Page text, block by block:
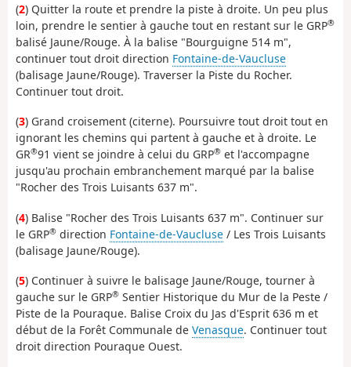
(2) Quitter la route et prendre la piste à droite. Un peu plus
loin, prendre le sentier à gauche tout en restant sur le GRP®
balisé Jaune/Rouge. À la balise "Bourguigne 514 m",
continuer tout droit direction Fontaine-de-Vaucluse
(balisage Jaune/Rouge). Traverser la Piste du Rocher.
Continuer tout droit.
(3) Grand croisement (citerne). Poursuivre tout droit tout en
ignorant les chemins qui partent à gauche et à droite. Le
GR®91 vient se joindre à celui du GRP® et l'accompagne
jusqu'au prochain embranchement marqué par la balise
"Rocher des Trois Luisants 637 m".
(4) Balise "Rocher des Trois Luisants 637 m". Continuer sur
le GRP® direction Fontaine-de-Vaucluse / Les Trois Luisants
(balisage Jaune/Rouge).
(5) Continuer à suivre le balisage Jaune/Rouge, tourner à
gauche sur le GRP® Sentier Historique du Mur de la Peste /
Piste de la Pouraque. Balise Croix du Jas d'Esprit 636 m et
début de la Forêt Communale de Venasque. Continuer tout
droit direction Pouraque Ouest.